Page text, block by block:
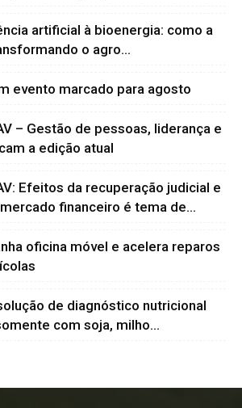
artificial à bioenergia: como a
o agro...
evento marcado para agosto
– Gestão de pessoas, liderança e
a edição atual
Efeitos da recuperação judicial e
financeiro é tema de...
oficina móvel e acelera reparos
de diagnóstico nutricional
com soja, milho...